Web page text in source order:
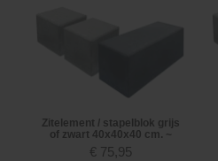
Zitelement / stapelblok grijs
of zwart 40x40x40 cm. ~
€ 75,95